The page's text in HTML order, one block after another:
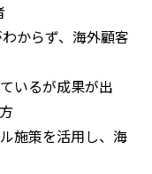
からず、海外顧客
いるが成果が出
施策を活用し、海